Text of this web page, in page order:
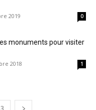
2019 0
monuments pour visiter
2018 1
3